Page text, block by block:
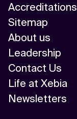
Accreditations
Sitemap
About us
Leadership
Contact Us
Life at Xebia
Newsletters